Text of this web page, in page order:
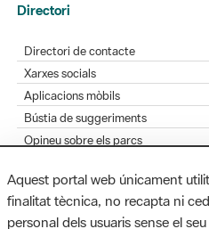
Directori
Directori de contacte
Xarxes socials
Aplicacions mòbils
Bústia de suggeriments
Opineu sobre els parcs
MAPA WEB AVÍS LEGAL ACCESSIBILITAT
Aquest portal web únicament
finalitat tècnica, no recapta ni
personal dels usuaris sense el